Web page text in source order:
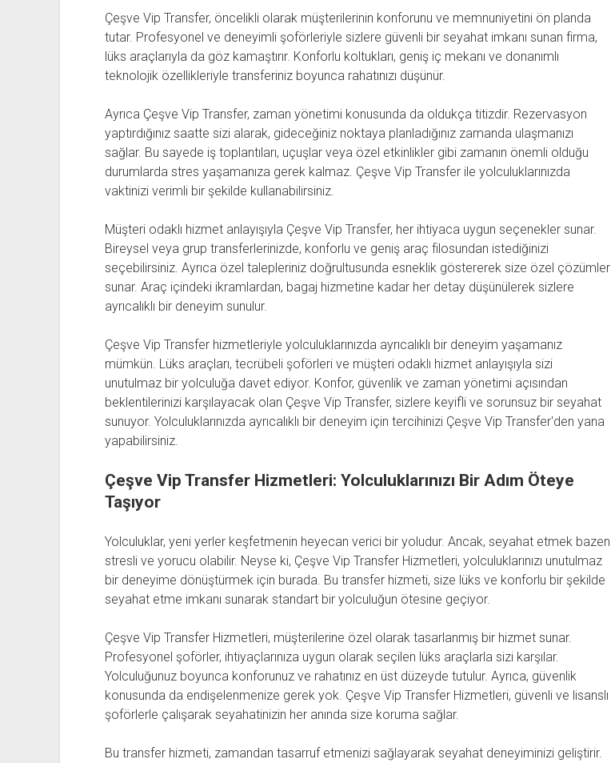
Çeşve Vip Transfer, öncelikli olarak müşterilerinin konforunu ve memnuniyetini ön planda
tutar. Profesyonel ve deneyimli şoförleriyle sizlere güvenli bir seyahat imkanı sunan firma,
lüks araçlarıyla da göz kamaştırır. Konforlu koltukları, geniş iç mekanı ve donanımlı
teknolojik özellikleriyle transferiniz boyunca rahatınızı düşünür.
Ayrıca Çeşve Vip Transfer, zaman yönetimi konusunda da oldukça titizdir. Rezervasyon
yaptırdığınız saatte sizi alarak, gideceğiniz noktaya planladığınız zamanda ulaşmanızı
sağlar. Bu sayede iş toplantıları, uçuşlar veya özel etkinlikler gibi zamanın önemli olduğu
durumlarda stres yaşamanıza gerek kalmaz. Çeşve Vip Transfer ile yolculuklarınızda
vaktinizi verimli bir şekilde kullanabilirsiniz.
Müşteri odaklı hizmet anlayışıyla Çeşve Vip Transfer, her ihtiyaca uygun seçenekler sunar.
Bireysel veya grup transferlerinizde, konforlu ve geniş araç filosundan istediğinizi
seçebilirsiniz. Ayrıca özel talepleriniz doğrultusunda esneklik göstererek size özel çözümler
sunar. Araç içindeki ikramlardan, bagaj hizmetine kadar her detay düşünülerek sizlere
ayrıcalıklı bir deneyim sunulur.
Çeşve Vip Transfer hizmetleriyle yolculuklarınızda ayrıcalıklı bir deneyim yaşamanız
mümkün. Lüks araçları, tecrübeli şoförleri ve müşteri odaklı hizmet anlayışıyla sizi
unutulmaz bir yolculuğa davet ediyor. Konfor, güvenlik ve zaman yönetimi açısından
beklentilerinizi karşılayacak olan Çeşve Vip Transfer, sizlere keyifli ve sorunsuz bir seyahat
sunuyor. Yolculuklarınızda ayrıcalıklı bir deneyim için tercihinizi Çeşve Vip Transfer'den yana
yapabilirsiniz.
Çeşve Vip Transfer Hizmetleri: Yolculuklarınızı Bir Adım Öteye
Taşıyor
Yolculuklar, yeni yerler keşfetmenin heyecan verici bir yoludur. Ancak, seyahat etmek bazen
stresli ve yorucu olabilir. Neyse ki, Çeşve Vip Transfer Hizmetleri, yolculuklarınızı unutulmaz
bir deneyime dönüştürmek için burada. Bu transfer hizmeti, size lüks ve konforlu bir şekilde
seyahat etme imkanı sunarak standart bir yolculuğun ötesine geçiyor.
Çeşve Vip Transfer Hizmetleri, müşterilerine özel olarak tasarlanmış bir hizmet sunar.
Profesyonel şoförler, ihtiyaçlarınıza uygun olarak seçilen lüks araçlarla sizi karşılar.
Yolculuğunuz boyunca konforunuz ve rahatınız en üst düzeyde tutulur. Ayrıca, güvenlik
konusunda da endişelenmenize gerek yok. Çeşve Vip Transfer Hizmetleri, güvenli ve lisanslı
şoförlerle çalışarak seyahatinizin her anında size koruma sağlar.
Bu transfer hizmeti, zamandan tasarruf etmenizi sağlayarak seyahat deneyiminizi geliştirir.